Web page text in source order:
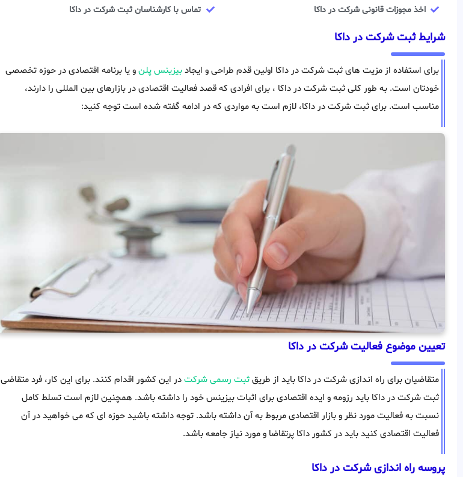
اخذ مجوزات قانونی شرکت در داکا
تماس با کارشناسان ثبت شرکت در داکا
شرایط ثبت شرکت در داکا
برای استفاده از مزیت های ثبت شرکت در داکا اولین قدم طراحی و ایجادبیزینس پلنو یا برنامه اقتصادی در حوزه تخصصی
خودتان است. به طور کلی ثبت شرکت در داکا ، برای افرادی که قصد فعالیت اقتصادی در بازارهای بین المللی را دارند،
مناسب است. برای ثبت شرکت در داکا، لازم است به مواردی که در ادامه گفته شده است توجه کنید:
تعیین موضوع فعالیت شرکت در داکا
متقاضیان برای راه اندازی شرکت در داکا باید از طریقثبت رسمی شرکتدر این کشور اقدام کنند. برای این کار، فرد متقاضی
ثبت شرکت در داکا باید رزومه و ایده اقتصادی برای اثبات بیزینس خود را داشته باشد. همچنین لازم است تسلط کامل
نسبت به فعالیت مورد نظر و بازار اقتصادی مربوط به آن داشته باشد. توجه داشته باشید حوزه ای که می خواهید در آن
فعالیت اقتصادی کنید باید در کشور داکا پرتقاضا و مورد نیاز جامعه باشد.
پروسه راه اندازی شرکت در داکا